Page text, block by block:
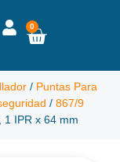
0
/ Puntas Para
/ 867/9
1 IPR x 64 mm